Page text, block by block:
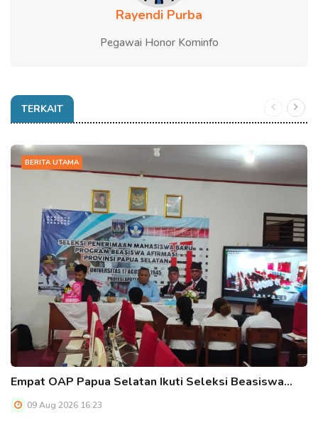
Rayendi Purba
Pegawai Honor Kominfo
TERKAIT
BERITA UTAMA
Empat OAP Papua Selatan Ikuti Seleksi Beasiswa…
09 Aug 2026 16:23